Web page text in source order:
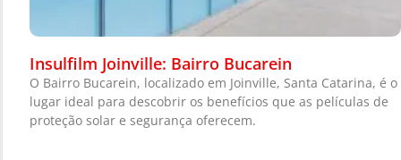
Insulfilm Joinville: Bairro Bucarein
O Bairro Bucarein, localizado em Joinville, Santa Catarina, é o
lugar ideal para descobrir os benefícios que as películas de
proteção solar e segurança oferecem.